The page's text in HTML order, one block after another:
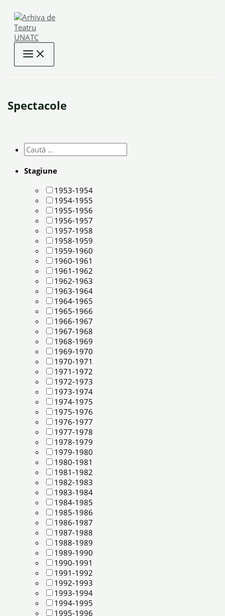
content
Spectacole
Stagiune
1953-1954
1954-1955
1955-1956
1956-1957
1957-1958
1958-1959
1959-1960
1960-1961
1961-1962
1962-1963
1963-1964
1964-1965
1965-1966
1966-1967
1967-1968
1968-1969
1969-1970
1970-1971
1971-1972
1972-1973
1973-1974
1974-1975
1975-1976
1976-1977
1977-1978
1978-1979
1979-1980
1980-1981
1981-1982
1982-1983
1983-1984
1984-1985
1985-1986
1986-1987
1987-1988
1988-1989
1989-1990
1990-1991
1991-1992
1992-1993
1993-1994
1994-1995
1995-1996